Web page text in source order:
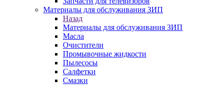
Материалы для обслуживания ЗИП
Назад
Материалы для обслуживания ЗИП
Масла
Очистители
Промывочные жидкости
Пылесосы
Салфетки
Смазки